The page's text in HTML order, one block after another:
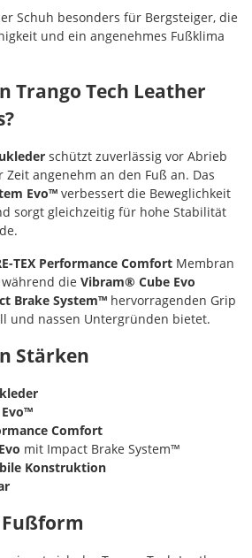
Schuh besonders für Bergsteiger, die
und ein angenehmes Fußklima
Trango Tech Leather
schützt zuverlässig vor Abrieb
angenehm an den Fuß an. Das
Evo™ verbessert die Beweglichkeit
sorgt gleichzeitig für hohe Stabilität
TEX Performance Comfort Membran
die Vibram® Cube Evo
Brake System™ hervorragenden Grip
und nassen Untergründen bietet.
Stärken
Comfort
mit Impact Brake System™
Konstruktion